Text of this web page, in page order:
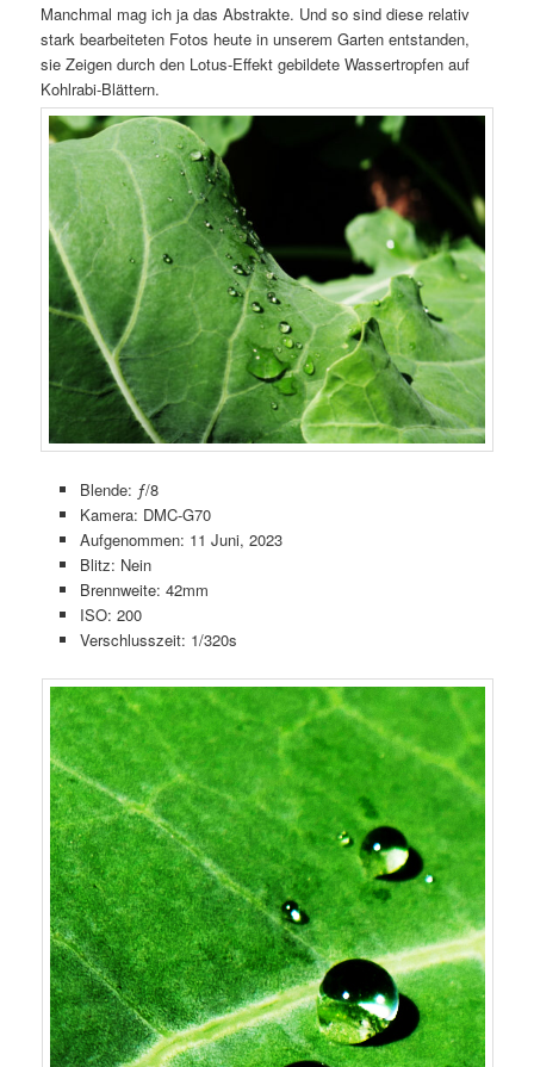
Manchmal mag ich ja das Abstrakte. Und so sind diese relativ
stark bearbeiteten Fotos heute in unserem Garten entstanden,
sie Zeigen durch den Lotus-Effekt gebildete Wassertropfen auf
Kohlrabi-Blättern.
Blende: ƒ/8
Kamera: DMC-G70
Aufgenommen: 11 Juni, 2023
Blitz: Nein
Brennweite: 42mm
ISO: 200
Verschlusszeit: 1/320s